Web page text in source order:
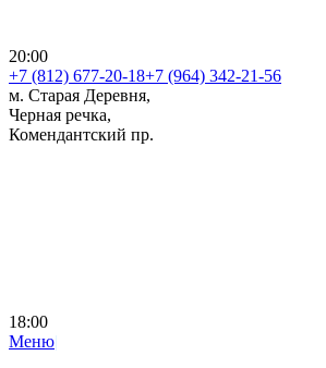
20:00
+7 (812) 677-20-18+7 (964) 342-21-56
м. Старая Деревня,
Черная речка,
Комендантский пр.
18:00
Меню|